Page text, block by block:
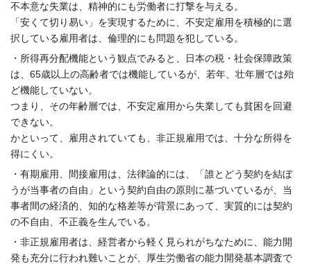
不本意な失業は、精神的にも労働者に打撃を与える。
「安くて切り易い」を実現するために、 不安定雇用を積極的に選
択している雇用者は、 倫理的にも問題を犯している。
・所得再分配機能という観点でみると、日本の税・ 社会保障政策
は、65歳以上の高齢者では機能しているが、若年、 壮年層では殆
ど機能していない。
つまり、その年齢層では、 不安定雇用から失業しても貧困を回避
できない。
かといって、雇用されていても、非正規雇用では、 十分な所得を
得にくい。
・有期雇用、間接雇用は、法律論的には、「誰とどう契約を結ぼ
うが当事者の自由」
という契約自由の原則に基づいているが、当
事者間の経済的、 知的な格差等が背景にあって、実質的には契約
の不自由、 不正義を生んでいる。
・非正規雇用者は、経営者から軽く見られがちなために、 能力開
発も充分に行われ難いことが、
厚生労働省の能力開発基本調査で